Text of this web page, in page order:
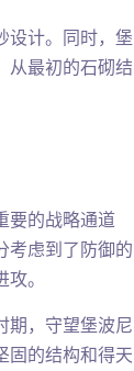
设计。同时，堡
从最初的石砌结
要的战略通道
考虑到了防御的
。
期，守望堡波尼
固的结构和得天